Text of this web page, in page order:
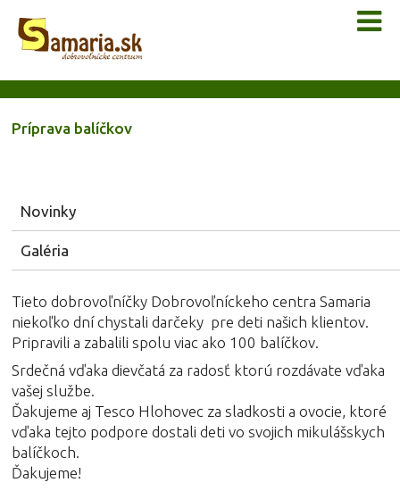
Príprava balíčkov
Novinky
Galéria
Tieto dobrovoľníčky Dobrovoľníckeho centra Samaria
niekoľko dní chystali darčeky pre deti našich klientov.
Pripravili a zabalili spolu viac ako 100 balíčkov.
Srdečná vďaka dievčatá za radosť ktorú rozdávate vďaka
vašej službe.
Ďakujeme aj Tesco Hlohovec za sladkosti a ovocie, ktoré
vďaka tejto podpore dostali deti vo svojich mikulášskych
balíčkoch.
Ďakujeme!